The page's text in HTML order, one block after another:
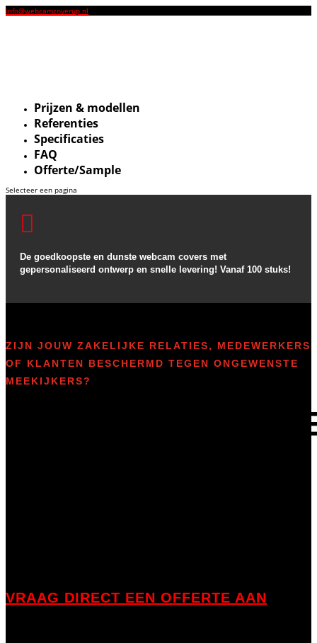
info@webcamcoverup.nl
Prijzen & modellen
Referenties
Specificaties
FAQ
Offerte/Sample
Selecteer een pagina

De goedkoopste en dunste webcam covers met
gepersonaliseerd ontwerp en snelle levering! Vanaf 100 stuks!
ZIJN JOUW ZAKELIJKE RELATIES, MEDEWERKERS
OF KLANTEN BESCHERMD TEGEN ONGEWENSTE
MEEKIJKERS?
VRAAG DIRECT EEN OFFERTE AAN